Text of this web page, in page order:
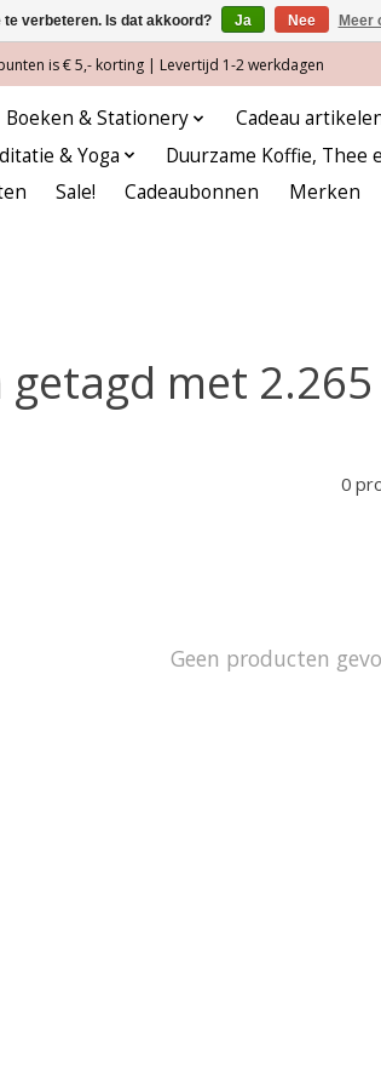
is € 5,- korting | Levertijd 1-2 werkdagen
Boeken & Stationery Cadeau
& Yoga Duurzame Koffie, Thee
Sale! Cadeaubonnen Merken
met
0
Geen producten
verbeteren. Is dat akkoord? Ja Nee Meer